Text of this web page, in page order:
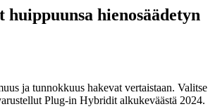
hienosäädetyn
ja tunnokkuus hakevat vertaistaan. Valitse
Plug-in Hybridit alkukeväästä 2024.